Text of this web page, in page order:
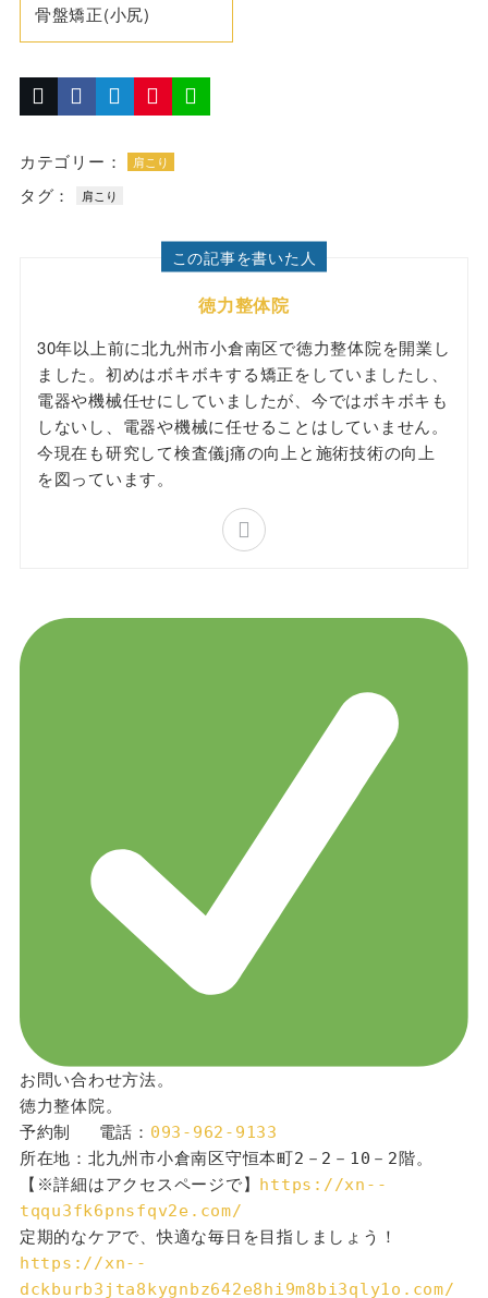
骨盤矯正(小尻)
カテゴリー： 肩こり
タグ： 肩こり
この記事を書いた人
徳力整体院
30年以上前に北九州市小倉南区で徳力整体院を開業し
ました。初めはボキボキする矯正をしていましたし、
電器や機械任せにしていましたが、今ではボキボキも
しないし、電器や機械に任せることはしていません。
今現在も研究して検査儀j痛の向上と施術技術の向上
を図っています。
お問い合わせ方法。
徳力整体院。
予約制 　電話： 093-962-9133
所在地：北九州市小倉南区守恒本町2－2－10－2階。
【※詳細はアクセスページで】 https://xn--
tqqu3fk6pnsfqv2e.com/
定期的なケアで、快適な毎日を目指しましょう！
https://xn--
dckburb3jta8kygnbz642e8hi9m8bi3qly1o.com/